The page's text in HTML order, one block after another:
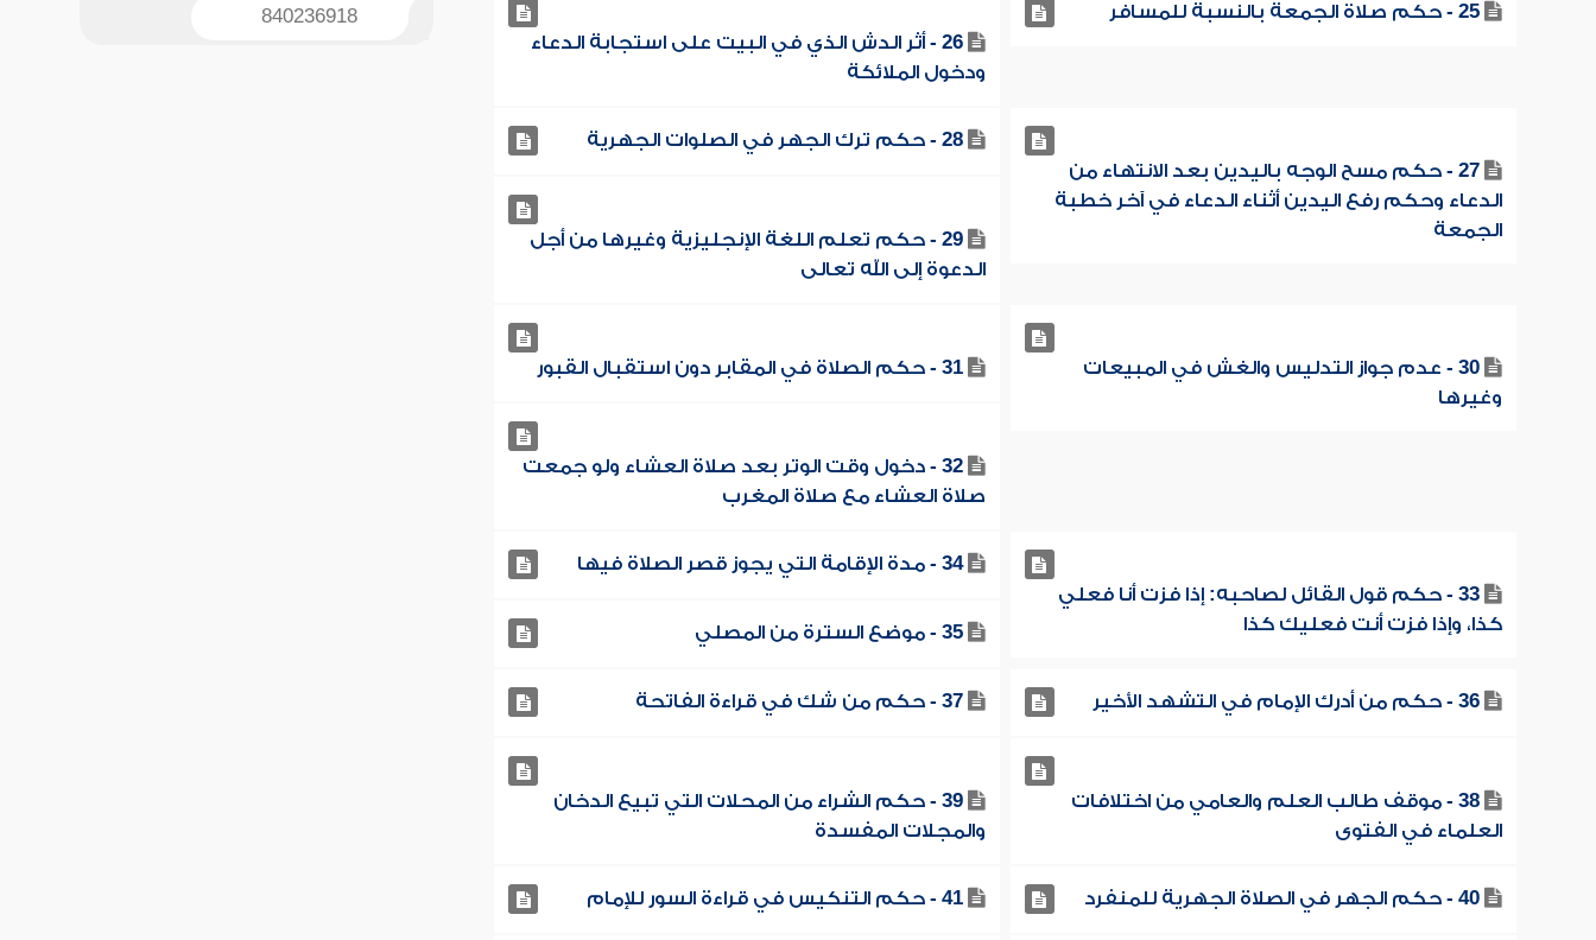
25 - حكم صلاة الجمعة بالنسبة للمسافر
26 - أثر الدش الذي في البيت على استجابة الدعاء
ودخول الملائكة
27 - حكم مسح الوجه باليدين بعد الانتهاء من
الدعاء وحكم رفع اليدين أثناء الدعاء في آخر خطبة
الجمعة
28 - حكم ترك الجهر في الصلوات الجهرية
29 - حكم تعلم اللغة الإنجليزية وغيرها من أجل
الدعوة إلى الله تعالى
30 - عدم جواز التدليس والغش في المبيعات
وغيرها
31 - حكم الصلاة في المقابر دون استقبال القبور
32 - دخول وقت الوتر بعد صلاة العشاء ولو جمعت
صلاة العشاء مع صلاة المغرب
33 - حكم قول القائل لصاحبه: إذا فزت أنا فعلي
كذا، وإذا فزت أنت فعليك كذا
34 - مدة الإقامة التي يجوز قصر الصلاة فيها
35 - موضع السترة من المصلي
36 - حكم من أدرك الإمام في التشهد الأخير 37 - حكم من شك في قراءة الفاتحة
38 - موقف طالب العلم والعامي من اختلافات
العلماء في الفتوى
39 - حكم الشراء من المحلات التي تبيع الدخان
والمجلات المفسدة
40 - حكم الجهر في الصلاة الجهرية للمنفرد 41 - حكم التنكيس في قراءة السور للإمام
840236918